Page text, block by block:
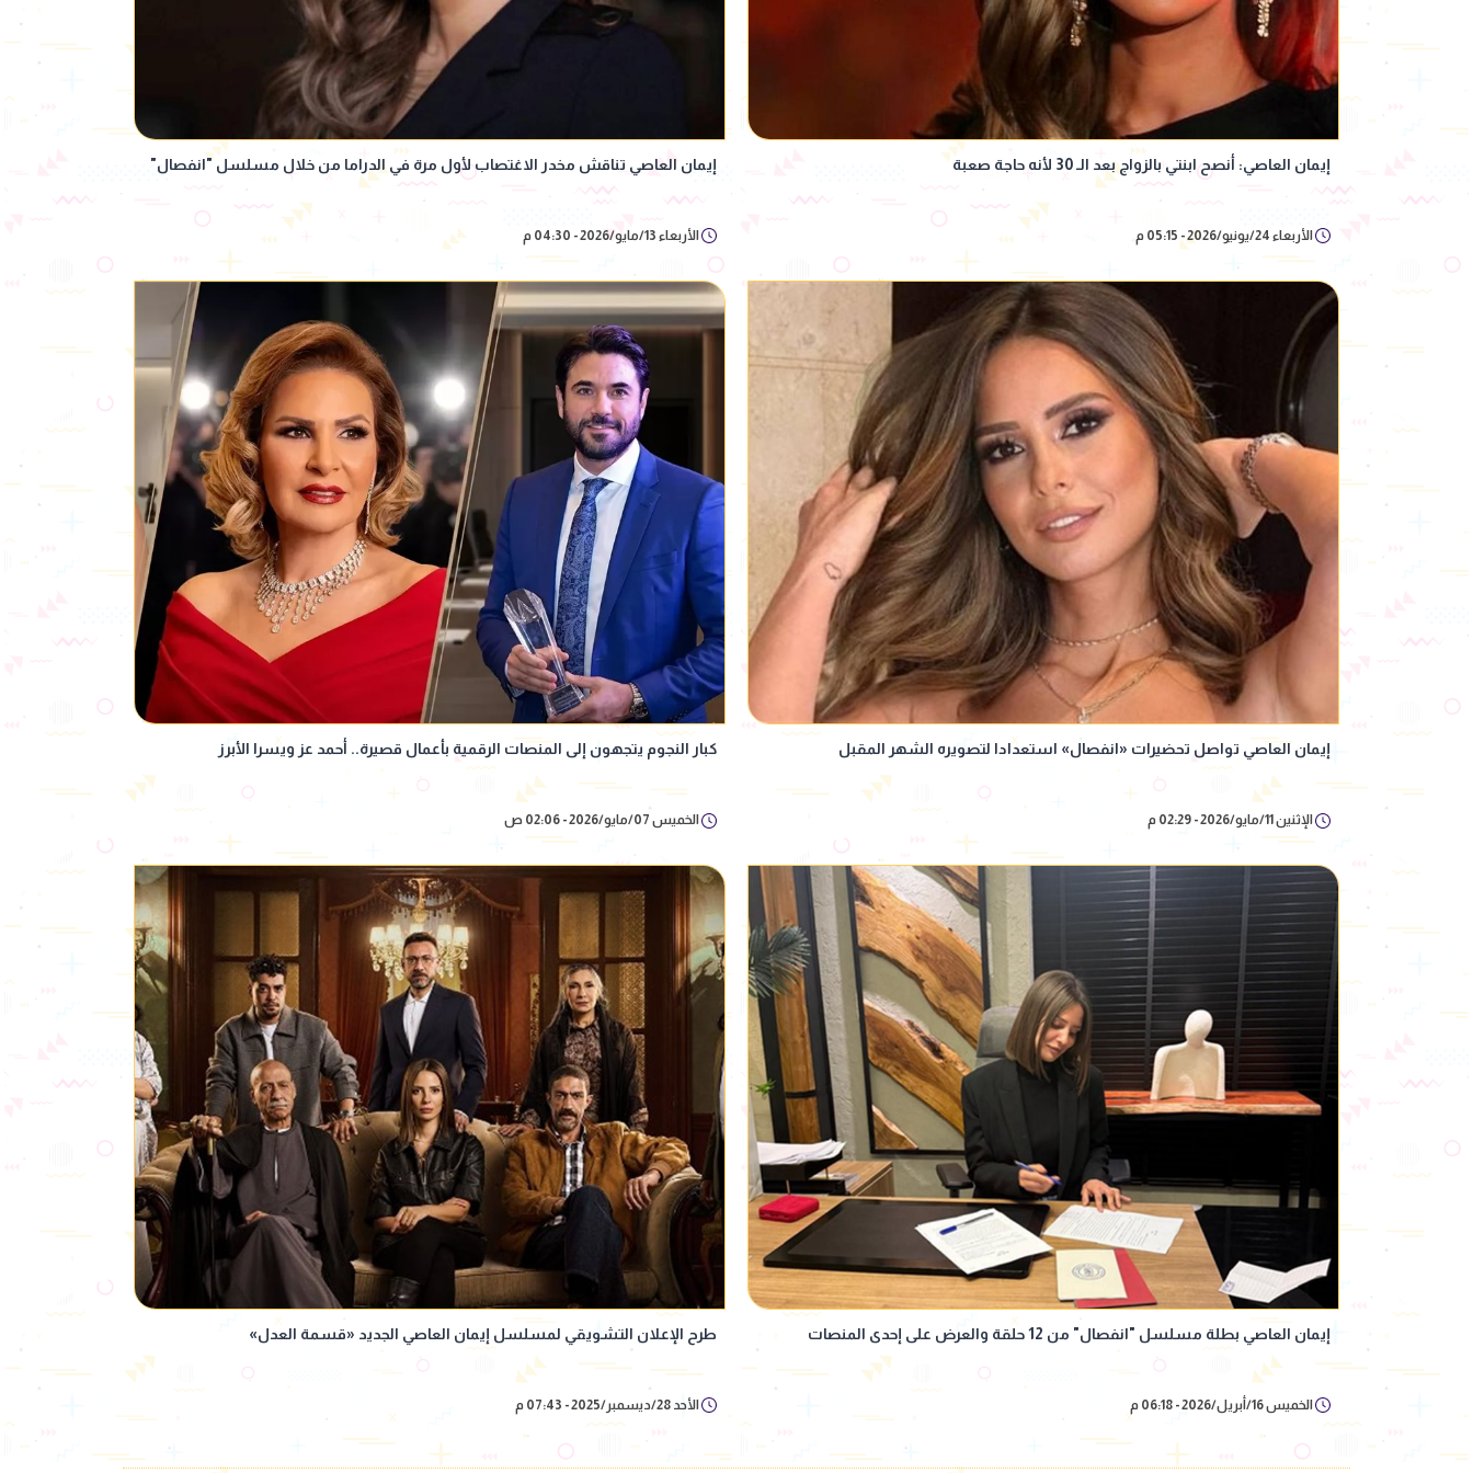
إيمان العاصي: أنصح ابنتي بالزواج بعد الـ 30 لأنه حاجة صعبة
الأربعاء 24/يونيو/2026 - 05:15 م
إيمان العاصي تناقش مخدر الاغتصاب لأول مرة في الدراما من خلال مسلسل "انفصال"
الأربعاء 13/مايو/2026 - 04:30 م
إيمان العاصي تواصل تحضيرات «انفصال» استعدادا لتصويره الشهر المقبل
الإثنين 11/مايو/2026 - 02:29 م
كبار النجوم يتجهون إلى المنصات الرقمية بأعمال قصيرة.. أحمد عز ويسرا الأبرز
الخميس 07/مايو/2026 - 02:06 ص
إيمان العاصي بطلة مسلسل "انفصال" من 12 حلقة والعرض على إحدى المنصات
الخميس 16/أبريل/2026 - 06:18 م
طرح الإعلان التشويقي لمسلسل إيمان العاصي الجديد «قسمة العدل»
الأحد 28/ديسمبر/2025 - 07:43 م